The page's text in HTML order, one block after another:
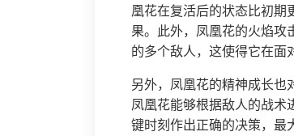
凰花在复活后的状态比初期
果。此外，凤凰花的火焰攻
的多个敌人，这使得它在面
另外，凤凰花的精神成长也
凤凰花能够根据敌人的战术
键时刻作出正确的决策，最